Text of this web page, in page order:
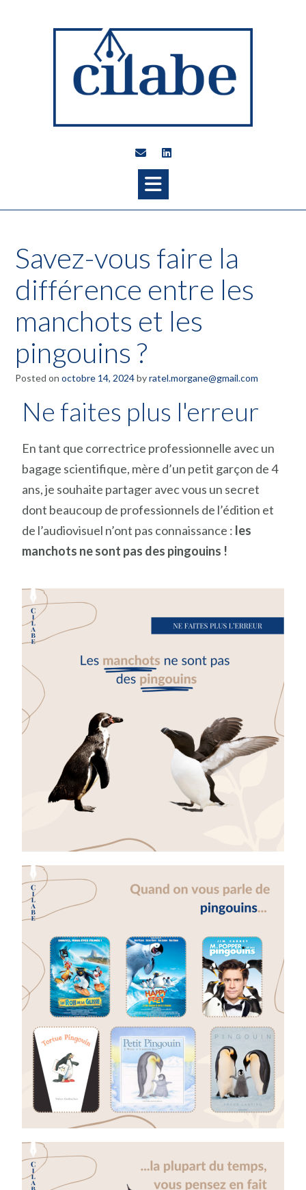
Savez-vous faire la
différence entre les
manchots et les
pingouins ?
Posted on octobre 14, 2024byratel.morgane@gmail.com
Ne faites plus l'erreur
En tant que correctrice professionnelle avec un
bagage scientifique, mère d’un petit garçon de 4
ans, je souhaite partager avec vous un secret
dont beaucoup de professionnels de l’édition et
de l’audiovisuel n’ont pas connaissance : les
manchots ne sont pas des pingouins !